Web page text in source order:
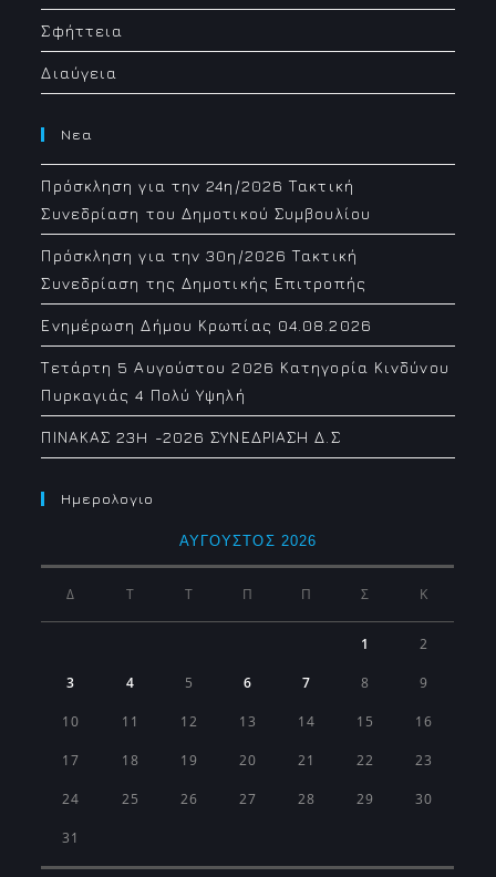
Σφήττεια
Διαύγεια
Νεα
Πρόσκληση για την 24η/2026 Τακτική
Συνεδρίαση του Δημοτικού Συμβουλίου
Πρόσκληση για την 30η/2026 Τακτική
Συνεδρίαση της Δημοτικής Επιτροπής
Ενημέρωση Δήμου Κρωπίας 04.08.2026
Τετάρτη 5 Αυγούστου 2026 Κατηγορία Κινδύνου
Πυρκαγιάς 4 Πολύ Υψηλή
ΠΙΝΑΚΑΣ 23H -2026 ΣΥΝΕΔΡΙΑΣΗ Δ.Σ
Ημερολογιο
ΑΎΓΟΥΣΤΟΣ 2026
Δ Τ Τ Π Π Σ Κ
1 2
3 4 5 6 7 8 9
10 11 12 13 14 15 16
17 18 19 20 21 22 23
24 25 26 27 28 29 30
31